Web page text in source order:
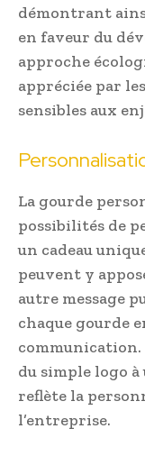
démontrant
en faveur du
approche
appréciée par
sensibles aux
La gourde
possibilités de
un cadeau
peuvent y
autre message
chaque gourde
du simple logo
reflète la
l’entreprise.